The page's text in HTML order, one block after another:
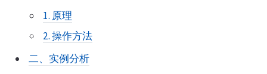
1. 原理
2. 操作方法
二、实例分析